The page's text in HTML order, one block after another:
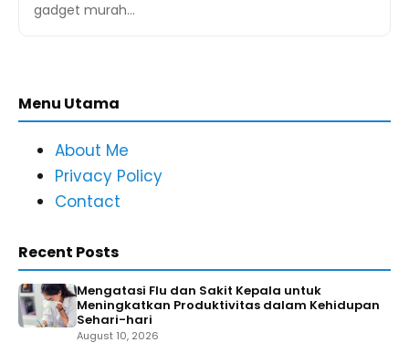
gadget murah…
Menu Utama
About Me
Privacy Policy
Contact
Recent Posts
Mengatasi Flu dan Sakit Kepala untuk
Meningkatkan Produktivitas dalam Kehidupan
Sehari-hari
August 10, 2026